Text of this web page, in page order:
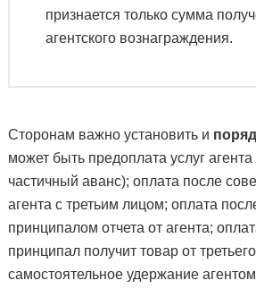
признается только сумма
агентского вознаграждения.
Сторонам важно установить и
может быть предоплата услуг
частичный аванс); оплата после
агента с третьим лицом; оплата
принципалом отчета от агента;
принципал получит товар от
самостоятельное удержание